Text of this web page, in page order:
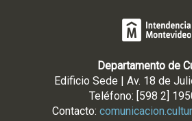
Departamento de
Edificio Sede | Av. 18 de
Teléfono: [598 2]
Contacto: